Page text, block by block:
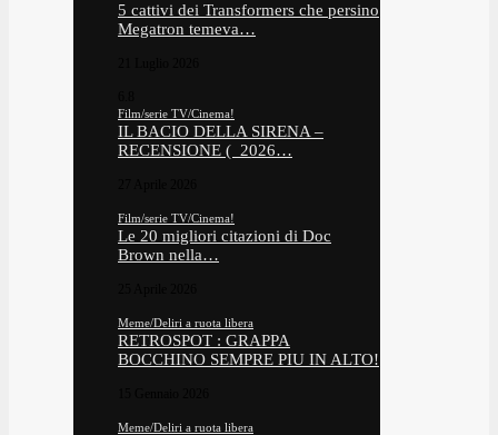
5 cattivi dei Transformers che persino
Megatron temeva…
Film/serie TV/Cinema!
IL BACIO DELLA SIRENA –
RECENSIONE ( 2026…
Film/serie TV/Cinema!
Le 20 migliori citazioni di Doc
Brown nella…
Meme/Deliri a ruota libera
RETROSPOT : GRAPPA
BOCCHINO SEMPRE PIU IN ALTO!
Meme/Deliri a ruota libera